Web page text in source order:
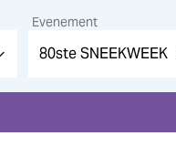
Evenement